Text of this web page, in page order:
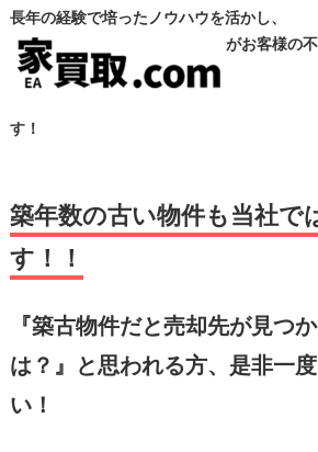
長年の経験で培ったノウハウを活かし、
がお客様の
す！
築年数の古い物件も当社で
す！！
『築古物件だと売却先が見つ
は？』と思われる方、是非一
い！